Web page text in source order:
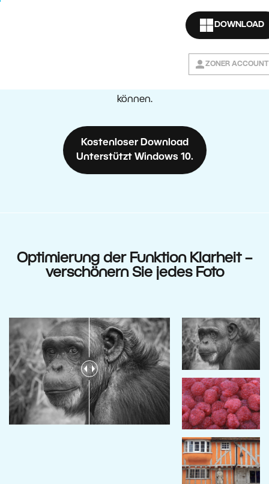
DOWNLOAD
ZONER ACCOUNT
Haben Sie schon früher ZPS X
neuen Update erhalten Sie
nochmals 10 Tage gratis dazu, um
können.
Kostenloser Download
Unterstützt Windows 10.
Optimierung der Funktion Klarheit –
verschönern Sie jedes Foto